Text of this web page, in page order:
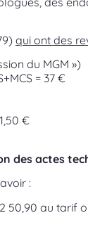
qui ont des
du MGM »)
= 37 €
€
des actes
:
50,90 au tarif